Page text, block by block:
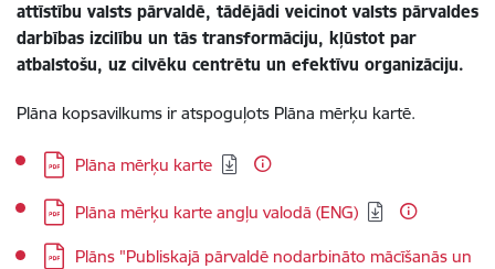
attīstību valsts pārvaldē, tādējādi veicinot valsts pārvaldes
darbības izcilību un tās transformāciju, kļūstot par
atbalstošu, uz cilvēku centrētu un efektīvu organizāciju.
Plāna kopsavilkums ir atspoguļots Plāna mērķu kartē.
Lejupielādēt:
Plāna mērķu karte
Lejupielādēt:
Plāna mērķu karte angļu valodā (ENG)
Lejupielādēt:
Plāns "Publiskajā pārvaldē nodarbināto mācīšanās un